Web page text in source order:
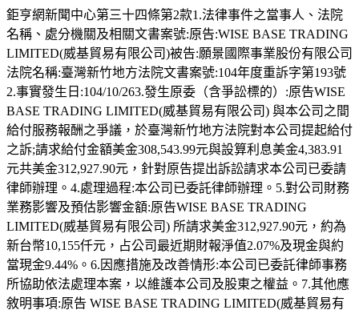
鉅亨網新聞中心第三十四條第2款1.法律事件之當事人、法院
名稱、處分機關及相關文書案號:原告:WISE BASE TRADING
LIMITED(威基貿易有限公司)被告:願景國際事業股份有限公司
法院名稱:臺灣新竹地方法院文書案號:104年度重訴字第193號
2.事實發生日:104/10/263.發生原委（含爭訟標的）:原告WISE
BASE TRADING LIMITED(威基貿易有限公司) 與本公司之間
給付服務報酬之爭議，於臺灣新竹地方法院對本公司提起給付
之訴;請求給付金額美金308,543.99元與設算利息美金4,383.91
元共美金312,927.90元，針對原告提出訴訟請求本公司已委請
律師辦理。4.處理過程:本公司已委託律師辦理。5.對公司財務
業務影響及預估影響金額:原告WISE BASE TRADING
LIMITED(威基貿易有限公司) 所請求美金312,927.90元，約為
新台幣10,155仟元，占公司最近期財報淨值2.07%及現金與約
當現金9.44%。6.因應措施及改善情形:本公司已委託律師事務
所協助依法處理本案，以維護本公司及股東之權益。7.其他應
敘明事項:原告 WISE BASE TRADING LIMITED(威基貿易有